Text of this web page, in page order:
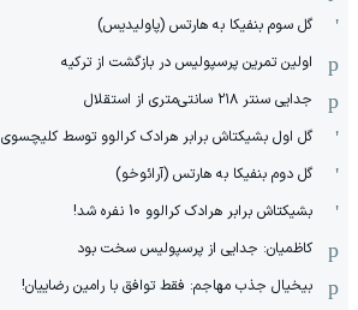
گل سوم بنفیکا به هارتس (پاولیدیس)
اولین تمرین پرسپولیس در بازگشت از ترکیه
جدایی سنتر ۲۱۸ سانتی‌متری از استقلال
گل اول بشیکتاش برابر هرادک کرالوو توسط کلیچسوی
گل دوم بنفیکا به هارتس (آرائوخو)
بشیکتاش برابر هرادک کرالوو 10 نفره شد!
کاظمیان: جدایی از پرسپولیس سخت بود
بیخیال جذب مهاجم: فقط توافق با رامین رضاییان!